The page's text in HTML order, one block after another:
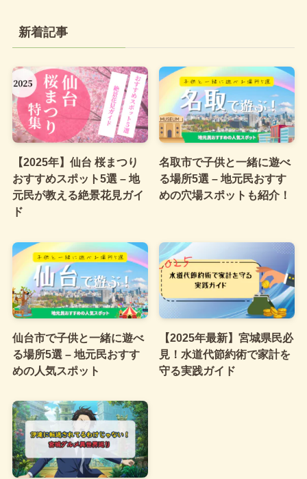
新着記事
【2025年】仙台 桜まつり
おすすめスポット5選 – 地
元民が教える絶景花見ガイ
ド
名取市で子供と一緒に遊べ
る場所5選 – 地元民おすす
めの穴場スポットも紹介！
仙台市で子供と一緒に遊べ
る場所5選 – 地元民おすす
めの人気スポット
【2025年最新】宮城県民必
見！水道代節約術で家計を
守る実践ガイド